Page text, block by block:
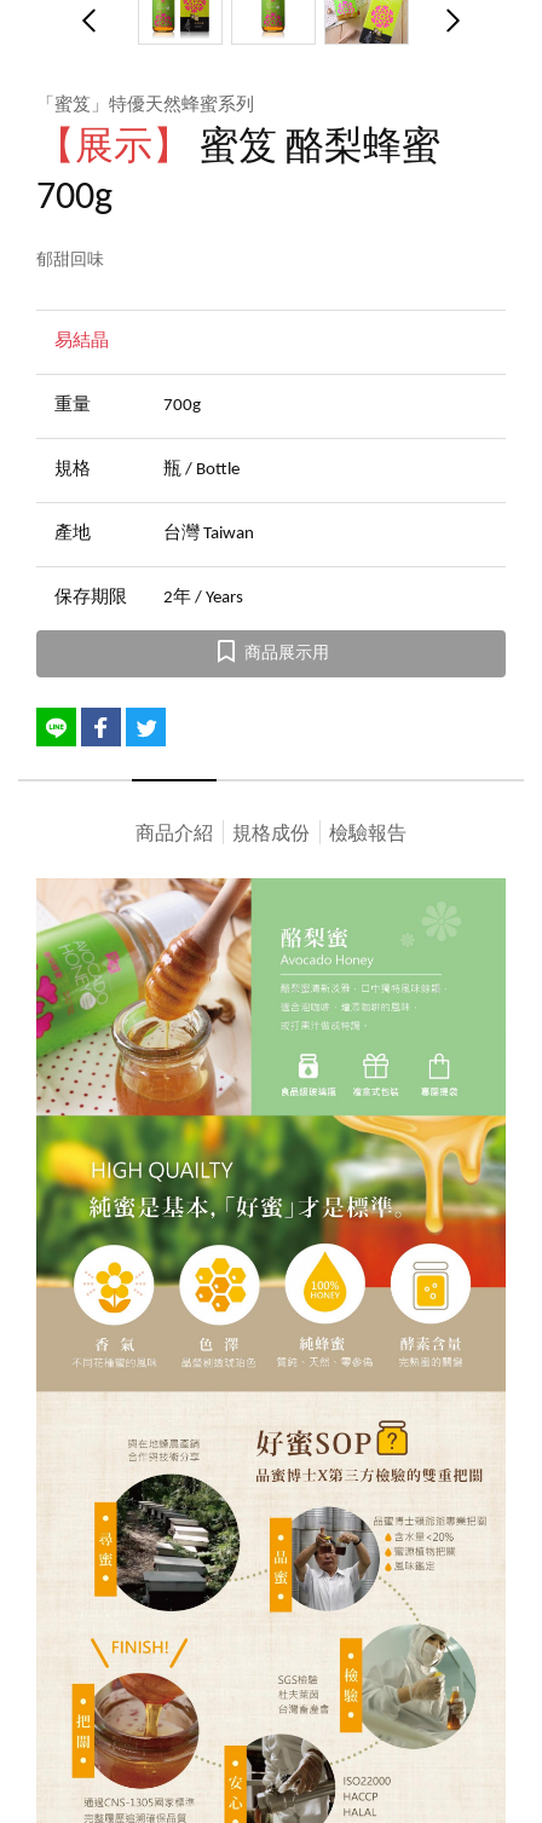
「蜜笈」特優天然蜂蜜系列
【展示】
蜜笈 酪梨蜂蜜
700g
郁甜回味
易結晶
重量 700g
規格 瓶 / Bottle
產地 台灣 Taiwan
保存期限 2年 / Years
商品展示用
商品介紹 規格成份 檢驗報告